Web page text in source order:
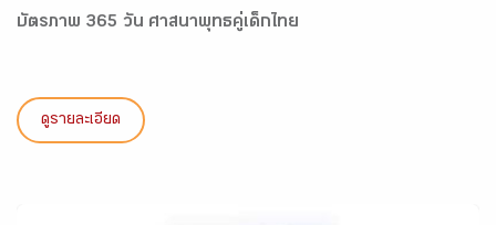
บัตรภาพ 365 วัน ศาสนาพุทธคู่เด็กไทย
ดูรายละเอียด